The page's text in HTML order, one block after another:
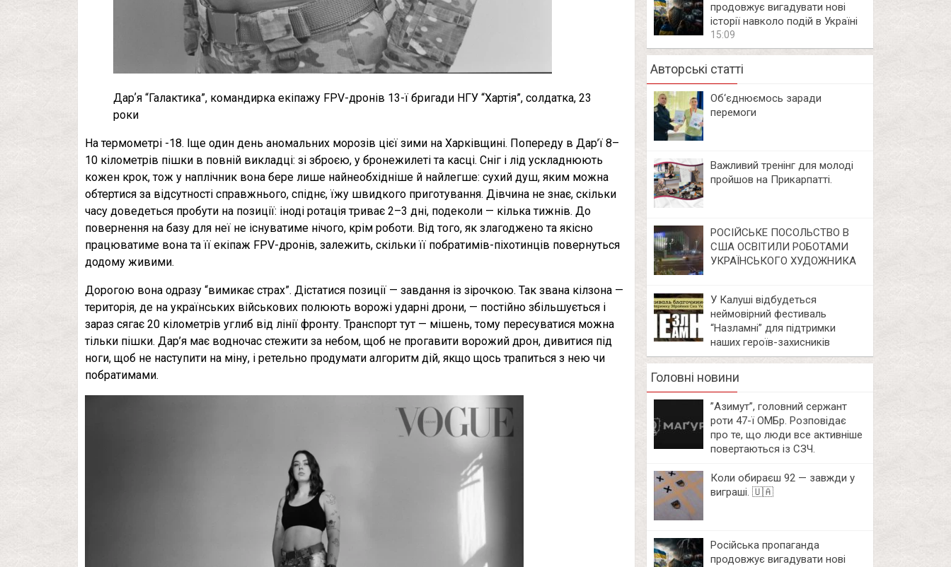
Дарʼя “Галактика”, командирка екіпажу FPV-дронів 13-ї бригади НГУ “Хартія”, солдатка, 23
роки
На термометрі -18. Іще один день аномальних морозів цієї зими на Харківщині. Попереду в Дар’ї 8–
10 кілометрів пішки в повній викладці: зі зброєю, у бронежилеті та касці. Сніг і лід ускладнюють
кожен крок, тож у наплічник вона бере лише найнеобхідніше й найлегше: сухий душ, яким можна
обтертися за відсутності справжнього, спіднє, їжу швидкого приготування. Дівчина не знає, скільки
часу доведеться пробути на позиції: іноді ротація триває 2–3 дні, подеколи — кілька тижнів. До
повернення на базу для неї не існуватиме нічого, крім роботи. Від того, як злагоджено та якісно
працюватиме вона та її екіпаж FPV-дронів, залежить, скільки її побратимів-піхотинців повернуться
додому живими.
Дорогою вона одразу “вимикає страх”. Дістатися позиції — завдання із зірочкою. Так звана кілзона —
територія, де на українських військових полюють ворожі ударні дрони, — постійно збільшується і
зараз сягає 20 кілометрів углиб від лінії фронту. Транспорт тут — мішень, тому пересуватися можна
тільки пішки. Дар’я має водночас стежити за небом, щоб не прогавити ворожий дрон, дивитися під
ноги, щоб не наступити на міну, і ретельно продумати алгоритм дій, якщо щось трапиться з нею чи
побратимами.
продовжує вигадувати нові
історії навколо подій в Україні
15:09
Авторські статті
Об‘єднюємось заради
перемоги
Важливий тренінг для молоді
пройшов на Прикарпатті.
РОСІЙСЬКЕ ПОСОЛЬСТВО В
США ОСВІТИЛИ РОБОТАМИ
УКРАЇНСЬКОГО ХУДОЖНИКА
У Калуші відбудеться
неймовірний фестиваль
“Назламні” для підтримки
наших героїв-захисників
Головні новини
⁨”Азимут”, головний сержант
роти 47-ї ОМБр. Розповідає
про те, що люди все активніше
повертаються із СЗЧ.
Коли обираєш 92 — завжди у
виграші. 🇺🇦
Російська пропаганда
продовжує вигадувати нові